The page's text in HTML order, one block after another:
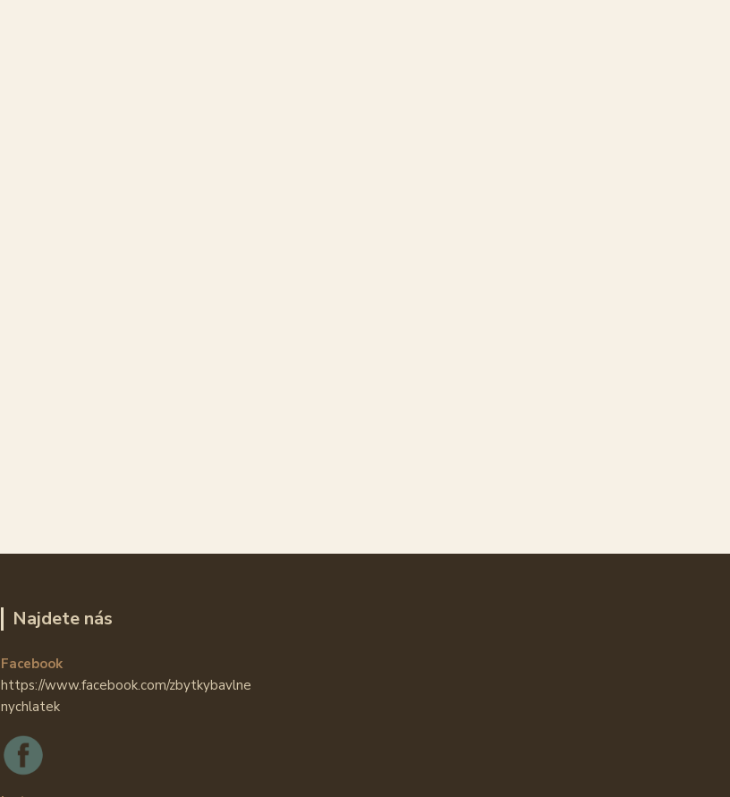
Najdete nás
Facebook
https://www.facebook.com/zbytkybavlne
nychlatek